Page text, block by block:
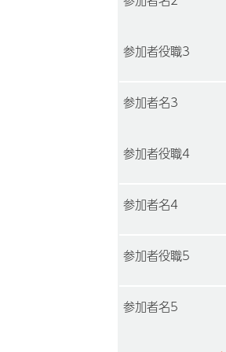
参加者役職3
参加者名3
参加者役職4
参加者名4
参加者役職5
参加者名5